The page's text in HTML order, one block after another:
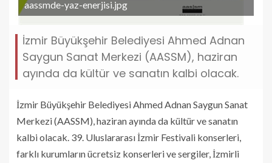
aassmde-yaz-enerjisi.jpg
İzmir Büyükşehir Belediyesi Ahmed Adnan
Saygun Sanat Merkezi (AASSM), haziran
ayında da kültür ve sanatın kalbi olacak.
İzmir Büyükşehir Belediyesi Ahmed Adnan Saygun Sanat
Merkezi (AASSM), haziran ayında da kültür ve sanatın
kalbi olacak. 39. Uluslararası İzmir Festivali konserleri,
farklı kurumların ücretsiz konserleri ve sergiler, İzmirli